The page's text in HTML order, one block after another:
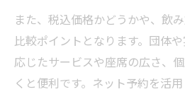
また、税込価格かどうかや、飲
比較ポイントとなります。団体
応じたサービスや座席の広さ、
くと便利です。ネット予約を活